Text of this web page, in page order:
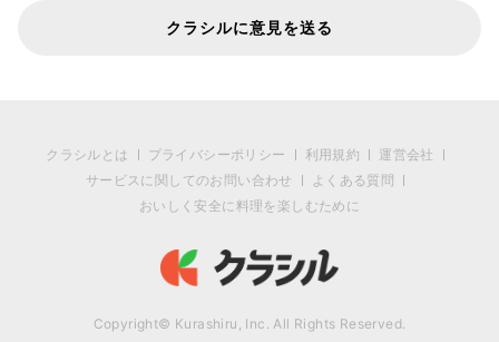
クラシルに意見を送る
クラシルとは プライバシーポリシー 利用規約
運営会社
サービスに関してのお問い合わせ
よくある質問
おいしく安全に料理を楽しむために
Copyright© Kurashiru, Inc. All Rights Reserved.